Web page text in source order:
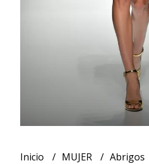
Inicio MUJER Abrigos